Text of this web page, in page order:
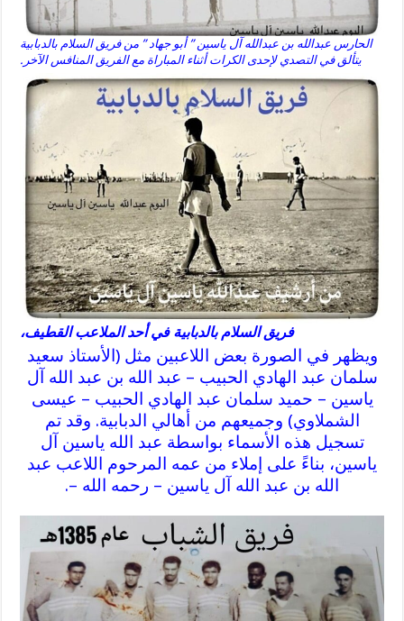
الحارس عبدالله بن عبدالله آل ياسين ” أبو جهاد ” من فريق السلام بالدبابية
يتألق في التصدي لإحدى الكرات أثناء المباراة مع الفريق المنافس الآخر.
فريق السلام بالدبابية في أحد الملاعب القطيف،
ويظهر في الصورة بعض اللاعبين مثل (الأستاذ سعيد
سلمان عبد الهادي الحبيب – عبد الله بن عبد الله آل
ياسين – حميد سلمان عبد الهادي الحبيب – عيسى
الشملاوي) وجميعهم من أهالي الدبابية. وقد تم
تسجيل هذه الأسماء بواسطة عبد الله ياسين آل
ياسين، بناءً على إملاء من عمه المرحوم اللاعب عبد
الله بن عبد الله آل ياسين – رحمه الله –.